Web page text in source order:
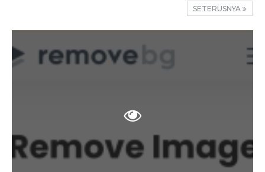
SETERUSNYA